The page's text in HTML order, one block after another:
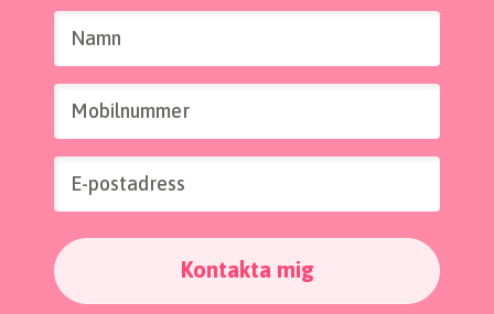
Namn
Mobilnummer
E-postadress
Kontakta mig